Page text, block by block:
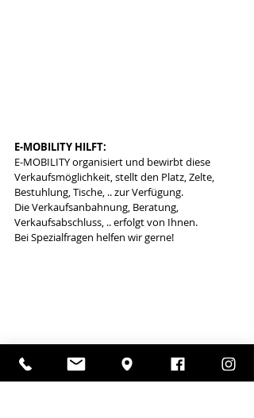
E-MOBILITY HILFT:
E-MOBILITY organisiert und bewirbt diese
Verkaufsmöglichkeit, stellt den Platz, Zelte,
Bestuhlung, Tische, .. zur Verfügung.
Die Verkaufsanbahnung, Beratung,
Verkaufsabschluss, .. erfolgt von Ihnen.
Bei Spezialfragen helfen wir gerne!